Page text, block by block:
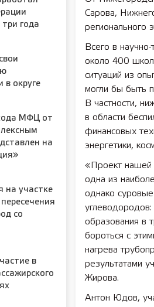
года
в округе
МФЦ от
на
на участке
со
в
Сарова,
регионального
Всего в
около 400
ситуаций из
могли бы быть
В частности,
в области
финансовых
энергетики,
«Проект нашей
одна из
однако суровые
образования в
бороться с
нагрева
результатами
Жирова.
Антон Юдов,
2025 11 01 55 лет